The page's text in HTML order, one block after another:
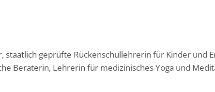
geprüfte Rückenschullehrerin für Kinder und
Beraterin, Lehrerin für medizinisches Yoga und